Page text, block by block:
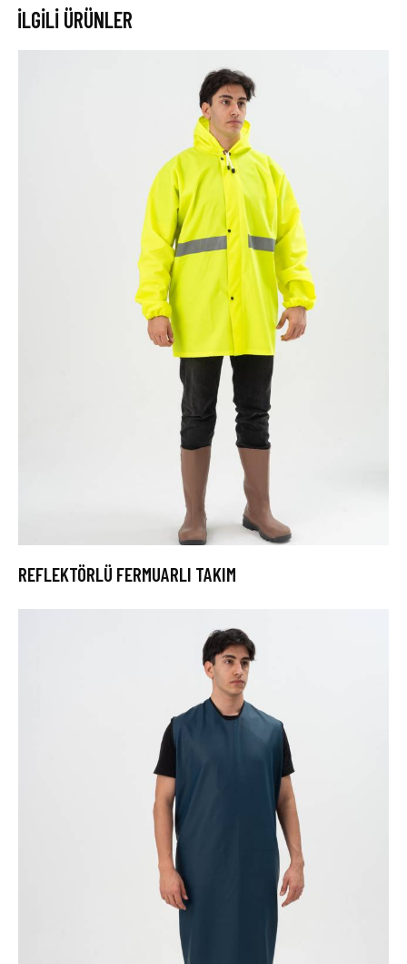
İLGILI ÜRÜNLER
REFLEKTÖRLÜ FERMUARLI TAKIM